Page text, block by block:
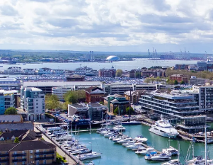
Nur notwendige Cookies
Unvergleichlich lecker
Mit dem Klick auf „geht klar” ermöglichen
personalisierte Werbung und passende
Cookies” werden lediglich technisch
Anpassen Geht klar
Datenschutzerklärung
Cookierichtlinie Impressum
« zurück
Ihre Cookie-Präferenzen verwalten